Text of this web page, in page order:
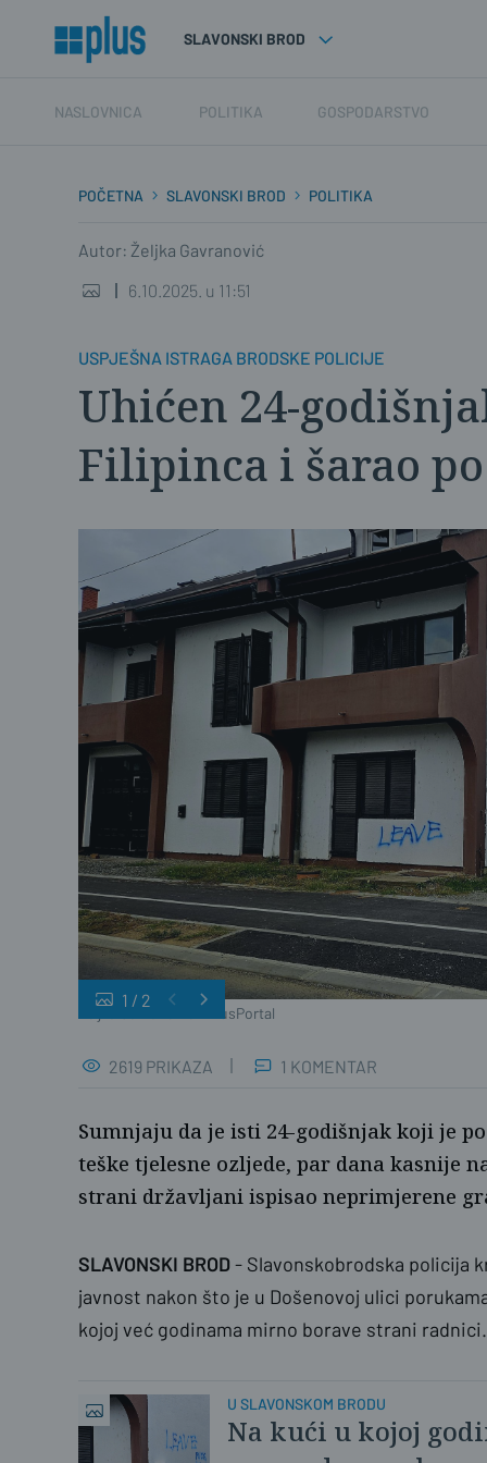
SLAVONSKI BROD
NASLOVNICA POLITIKA GOSPODARSTVO
POČETNA SLAVONSKI BROD POLITIKA
Autor: Željka Gavranović
6.10.2025. u 11:51
USPJEŠNA ISTRAGA BRODSKE POLICIJE
Uhićen 24-
Filipinca i šarao
Željka Gavranović / PlusPortal
1 / 2
2619 PRIKAZA 1 KOMENTAR
Sumnjaju da je isti 24-godišnjak koji je
teške tjelesne ozljede, par dana kasnije
strani državljani ispisao neprimjerene
SLAVONSKI BROD- Slavonskobrodska policija
javnost nakon što je u Došenovoj ulici
kojoj već godinama mirno borave strani radnici.
U SLAVONSKOM BRODU
Na kući u kojoj